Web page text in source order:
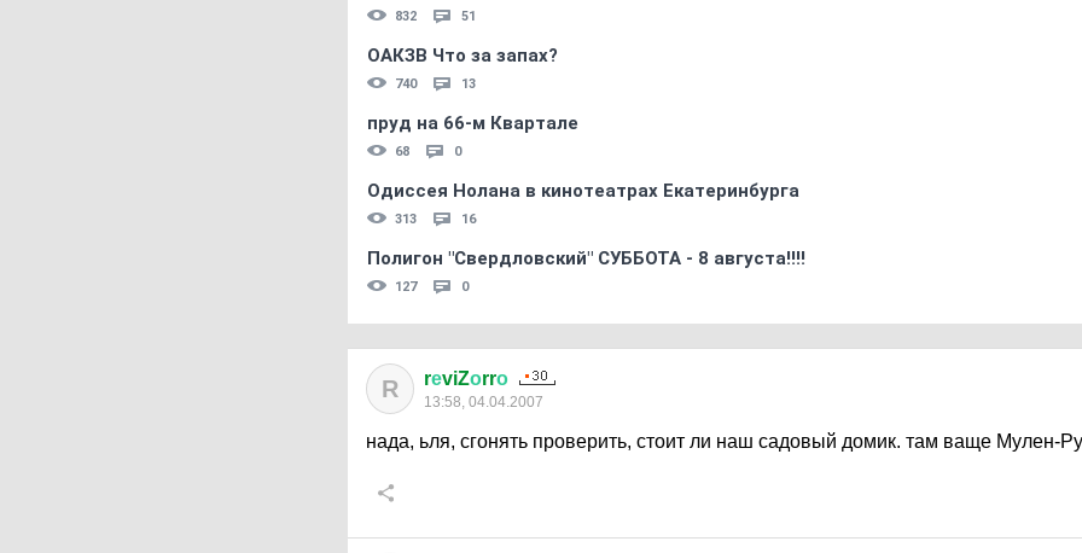
832 51
ОАКЗВ Что за запах?
740 13
пруд на 66-м Квартале
68 0
Одиссея Нолана в кинотеатрах Екатеринбурга
313 16
Полигон "Свердловский" СУББОТА - 8 августа!!!!
127 0
R rеviZоrrо
13:58, 04.04.2007
нада, ьля, сгонять проверить, стоит ли наш садовый домик. там ваще Мулен-